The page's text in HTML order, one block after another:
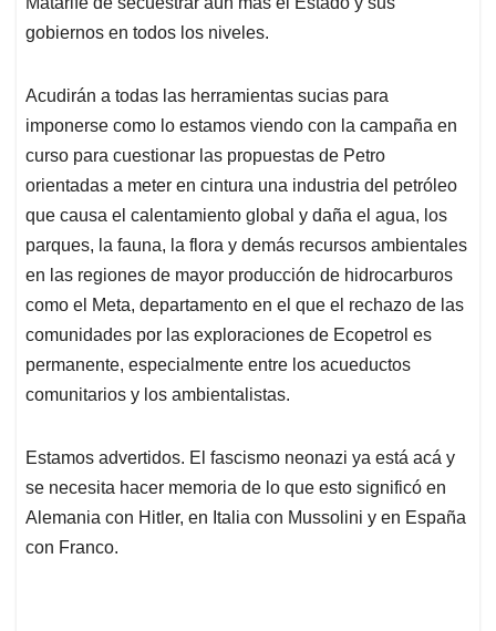
gobiernos en todos los niveles.
Acudirán a todas las herramientas sucias para
imponerse como lo estamos viendo con la campaña en
curso para cuestionar las propuestas de Petro
orientadas a meter en cintura una industria del petróleo
que causa el calentamiento global y daña el agua, los
parques, la fauna, la flora y demás recursos ambientales
en las regiones de mayor producción de hidrocarburos
como el Meta, departamento en el que el rechazo de las
comunidades por las exploraciones de Ecopetrol es
permanente, especialmente entre los acueductos
comunitarios y los ambientalistas.
Estamos advertidos. El fascismo neonazi ya está acá y
se necesita hacer memoria de lo que esto significó en
Alemania con Hitler, en Italia con Mussolini y en España
con Franco.